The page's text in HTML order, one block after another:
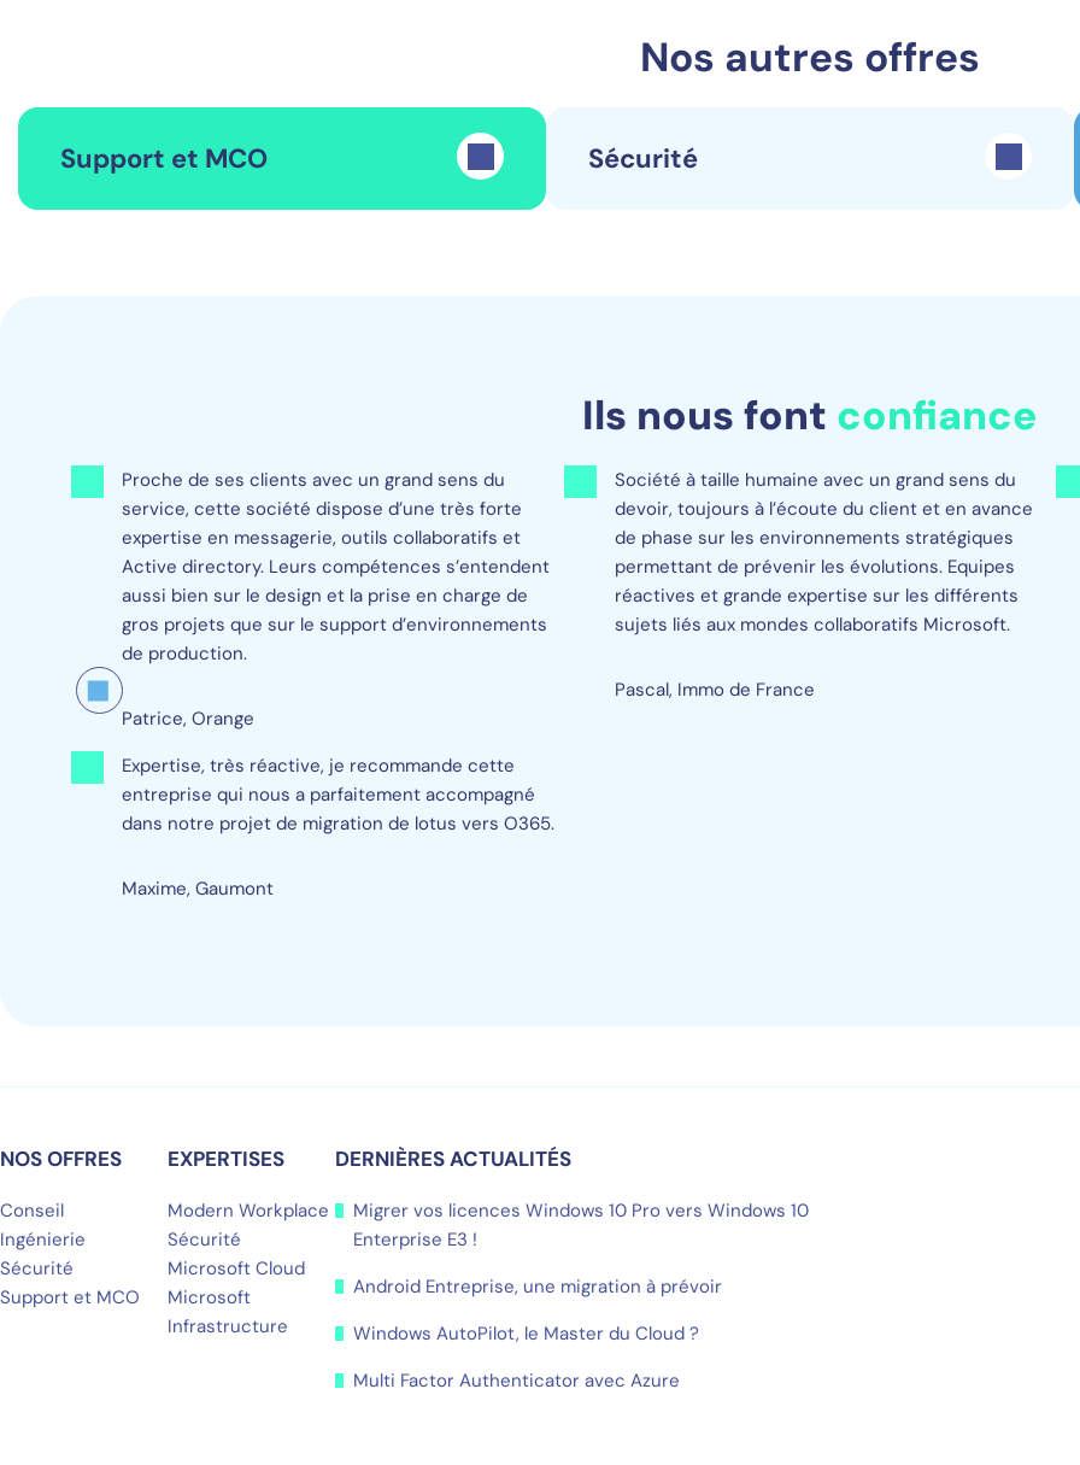
Nos autres offres
Support et MCO Sécurité
Ils nous font confiance
Proche de ses clients avec un grand sens du
service, cette société dispose d’une très forte
expertise en messagerie, outils collaboratifs et
Active directory. Leurs compétences s’entendent
aussi bien sur le design et la prise en charge de
gros projets que sur le support d’environnements
de production.
Patrice, Orange
Société à taille humaine avec un grand sens du
devoir, toujours à l’écoute du client et en avance
de phase sur les environnements stratégiques
permettant de prévenir les évolutions. Equipes
réactives et grande expertise sur les différents
sujets liés aux mondes collaboratifs Microsoft.
Pascal, Immo de France
Expertise, très réactive, je recommande cette
entreprise qui nous a parfaitement accompagné
dans notre projet de migration de lotus vers O365.
Maxime, Gaumont
NOS OFFRES
Conseil
Ingénierie
Sécurité
Support et MCO
EXPERTISES
Modern Workplace
Sécurité
Microsoft Cloud
Microsoft
Infrastructure
DERNIÈRES ACTUALITÉS
Migrer vos licences Windows 10 Pro vers Windows 10
Enterprise E3 !
Android Entreprise, une migration à prévoir
Windows AutoPilot, le Master du Cloud ?
Multi Factor Authenticator avec Azure